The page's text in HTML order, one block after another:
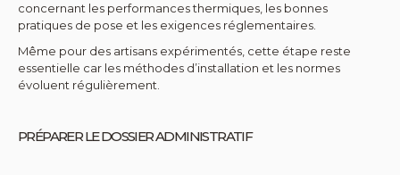
concernant les performances thermiques, les bonnes
pratiques de pose et les exigences réglementaires.
Même pour des artisans expérimentés, cette étape reste
essentielle car les méthodes d’installation et les normes
évoluent régulièrement.
PRÉPARER LE DOSSIER ADMINISTRATIF